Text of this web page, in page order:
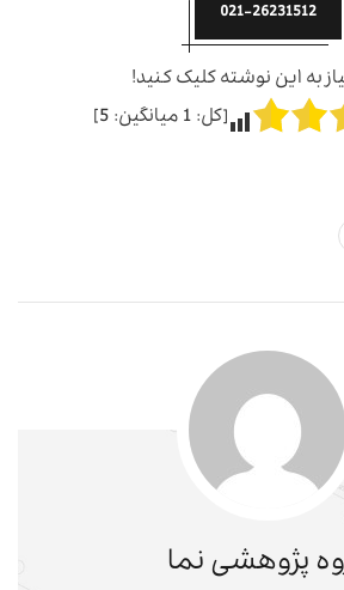
021-26231512
به این نوشته کلیک کنید!
[کل:1میانگین:5
]
پژوهشی نما